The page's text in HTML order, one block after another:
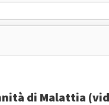
di Malattia